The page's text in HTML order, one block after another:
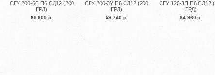
СГУ 200-6С П6 СД12 (200
ГРД)
69 600 р.
СГУ 200-3У П6 СД12 (200
ГРД)
59 740 р.
СГУ 120-3П П6 СД12
ГРД)
64 960 р.